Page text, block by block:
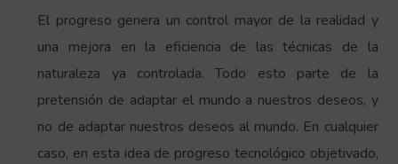
El progreso genera un control mayor de la realidad y
una mejora en la eficiencia de las técnicas de la
naturaleza ya controlada. Todo esto parte de la
pretensión de adaptar el mundo a nuestros deseos, y
no de adaptar nuestros deseos al mundo. En cualquier
caso, en esta idea de progreso tecnológico objetivado,